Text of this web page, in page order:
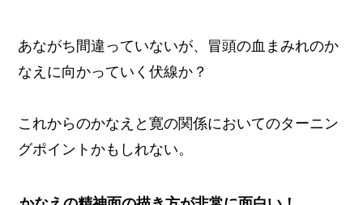
あながち間違っていないが、冒頭の血まみれのか
なえに向かっていく伏線か？
これからのかなえと寛の関係においてのターニン
グポイントかもしれない。